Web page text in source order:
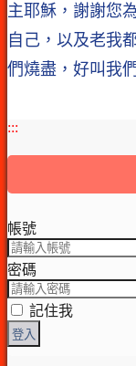
主耶穌，謝謝您
自己，以及老我
們燒盡，好叫我
:::
帳號
密碼
記住我
登入